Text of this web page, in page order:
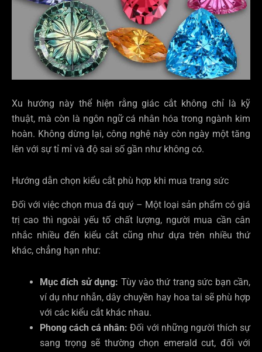
Xu hướng này thể hiện rằng giác cắt không chỉ là kỹ
thuật, mà còn là ngôn ngữ cá nhân hóa trong ngành kim
hoàn. Không dừng lại, công nghệ này còn ngày một tăng
lên với sự tỉ mỉ và độ sai số gần như không có.
Hướng dẫn chọn kiểu cắt phù hợp khi mua trang sức
Đối với việc chọn mua đá quý – Một loại sản phẩm có giá
trị cao thì ngoài yếu tố chất lượng, người mua cần cân
nhắc nhiều đến kiểu cắt cũng như dựa trên nhiều thứ
khác, chẳng hạn như:
Mục đích sử dụng: Tùy vào thứ trang sức bạn cần,
ví dụ như nhẫn, dây chuyền hay hoa tai sẽ phù hợp
với các kiểu cắt khác nhau.
Phong cách cá nhân: Đối với những người thích sự
sang trọng sẽ thường chọn emerald cut, đối với